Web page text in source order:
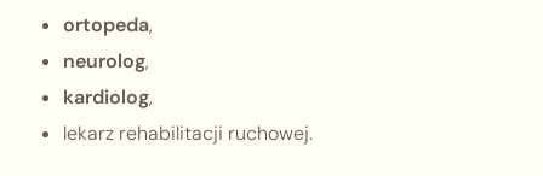
ortopeda,
neurolog,
kardiolog,
lekarz rehabilitacji ruchowej.